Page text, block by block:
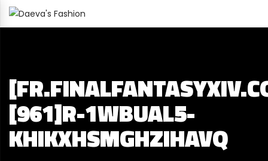
[961]R-1WBUAL5-
KHIKXHSMGHZIHAVQ